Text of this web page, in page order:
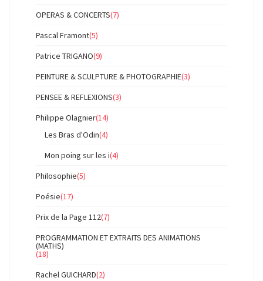
OPERAS & CONCERTS(7)
Pascal Framont(5)
Patrice TRIGANO(9)
PEINTURE & SCULPTURE & PHOTOGRAPHIE(3)
PENSEE & REFLEXIONS(3)
Philippe Olagnier(14)
Les Bras d'Odin(4)
Mon poing sur les i(4)
Philosophie(5)
Poésie(17)
Prix de la Page 112(7)
PROGRAMMATION ET EXTRAITS DES ANIMATIONS
(MATHS)
(18)
Rachel GUICHARD(2)